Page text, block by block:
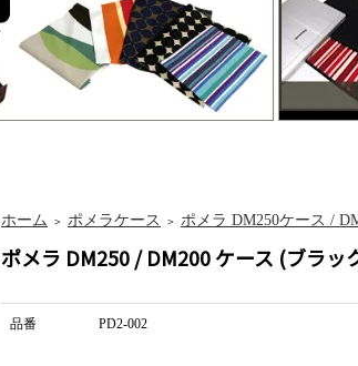
ホーム ＞ ポメラケース ＞ ポメラ DM250ケース /
ポメラ DM250 / DM200 ケース (ブラッ
品番 PD2-002